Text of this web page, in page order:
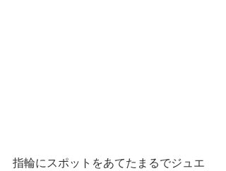
指輪にスポットをあてたまるでジュエ